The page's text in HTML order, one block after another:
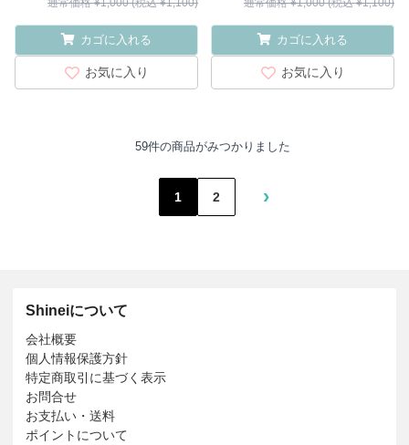
通常価格 ¥1,000 (税込 ¥1,100)
カゴに入れる
お気に入り
通常価格 ¥1,000 (税込 ¥1,100)
カゴに入れる
お気に入り
59件の商品がみつかりました
1 2 ›
Shineiについて
会社概要
個人情報保護方針
特定商取引に基づく表示
お問合せ
お支払い・送料
ポイントについて